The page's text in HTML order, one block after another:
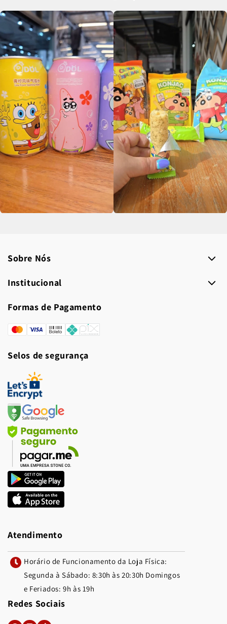
Sobre Nós
Institucional
Formas de Pagamento
Formas
pagamento
Selos de segurança
Atendimento
Horário de Funcionamento da Loja Física:
Segunda à Sábado: 8:30h às 20:30h Domingos
e Feriados: 9h às 19h
Redes Sociais